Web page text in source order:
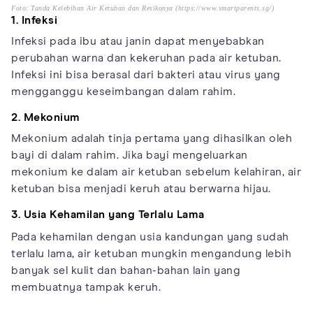
Foto: Tanda Kelebihan Air Ketuban dan Resikonya (https://www.smartparents.sg/)
1. Infeksi
Infeksi pada ibu atau janin dapat menyebabkan
perubahan warna dan kekeruhan pada air ketuban.
Infeksi ini bisa berasal dari bakteri atau virus yang
mengganggu keseimbangan dalam rahim.
2. Mekonium
Mekonium adalah tinja pertama yang dihasilkan oleh
bayi di dalam rahim. Jika bayi mengeluarkan
mekonium ke dalam air ketuban sebelum kelahiran, air
ketuban bisa menjadi keruh atau berwarna hijau.
3. Usia Kehamilan yang Terlalu Lama
Pada kehamilan dengan usia kandungan yang sudah
terlalu lama, air ketuban mungkin mengandung lebih
banyak sel kulit dan bahan-bahan lain yang
membuatnya tampak keruh.